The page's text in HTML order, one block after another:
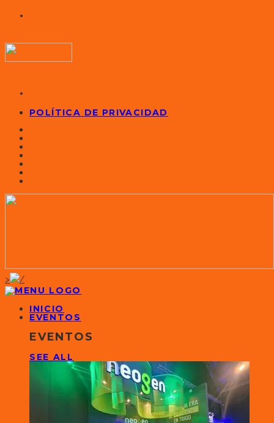
POLÍTICA DE PRIVACIDAD
>
INICIO
EVENTOS
EVENTOS
SEE ALL